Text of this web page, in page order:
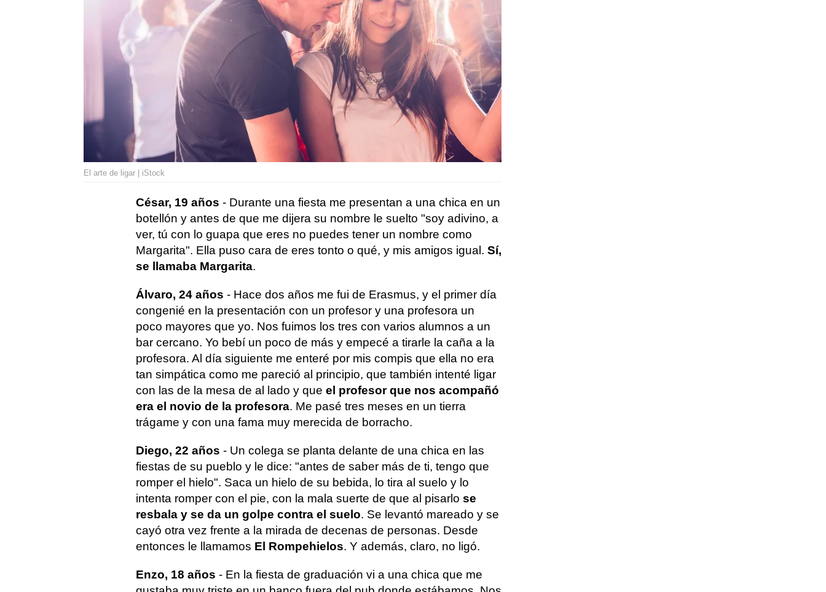
El arte de ligar | iStock
César, 19 años - Durante una fiesta me presentan a una chica en un
botellón y antes de que me dijera su nombre le suelto "soy adivino, a
ver, tú con lo guapa que eres no puedes tener un nombre como
Margarita". Ella puso cara de eres tonto o qué, y mis amigos igual. Sí,
se llamaba Margarita.
Álvaro, 24 años - Hace dos años me fui de Erasmus, y el primer día
congenié en la presentación con un profesor y una profesora un
poco mayores que yo. Nos fuimos los tres con varios alumnos a un
bar cercano. Yo bebí un poco de más y empecé a tirarle la caña a la
profesora. Al día siguiente me enteré por mis compis que ella no era
tan simpática como me pareció al principio, que también intenté ligar
con las de la mesa de al lado y que el profesor que nos acompañó
era el novio de la profesora. Me pasé tres meses en un tierra
trágame y con una fama muy merecida de borracho.
Diego, 22 años - Un colega se planta delante de una chica en las
fiestas de su pueblo y le dice: "antes de saber más de ti, tengo que
romper el hielo". Saca un hielo de su bebida, lo tira al suelo y lo
intenta romper con el pie, con la mala suerte de que al pisarlo se
resbala y se da un golpe contra el suelo. Se levantó mareado y se
cayó otra vez frente a la mirada de decenas de personas. Desde
entonces le llamamos El Rompehielos. Y además, claro, no ligó.
Enzo, 18 años - En la fiesta de graduación vi a una chica que me